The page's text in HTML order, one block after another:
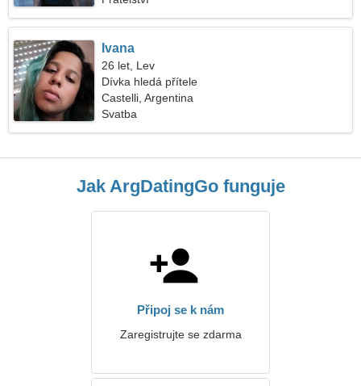
Ivana
26 let, Lev
Dívka hledá přítele
Castelli, Argentina
Svatba
Jak ArgDatingGo funguje
Připoj se k nám
Zaregistrujte se zdarma